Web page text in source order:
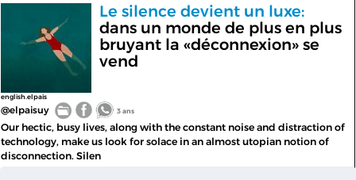
english.elpais
Le silence devient un luxe:
dans un monde de plus en plus
bruyant la «déconnexion» se
vend
@elpaisuy 3 ans
Our hectic, busy lives, along with the constant noise and distraction of
technology, make us look for solace in an almost utopian notion of
disconnection. Silen